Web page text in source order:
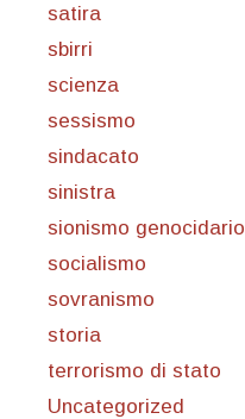
satira
sbirri
scienza
sessismo
sindacato
sinistra
sionismo genocidario
socialismo
sovranismo
storia
terrorismo di stato
Uncategorized